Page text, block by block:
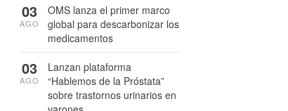
OMS lanza el primer marco
global para descarbonizar los
medicamentos
03
AGO
Lanzan plataforma
“Hablemos de la Próstata”
sobre trastornos urinarios en
03
AGO